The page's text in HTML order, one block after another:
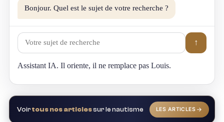
Bonjour. Quel est le sujet de votre recherche ?
↑
Assistant IA. Il oriente, il ne remplace pas Louis.
Voir tous nos articlessur le nautisme LES ARTICLES